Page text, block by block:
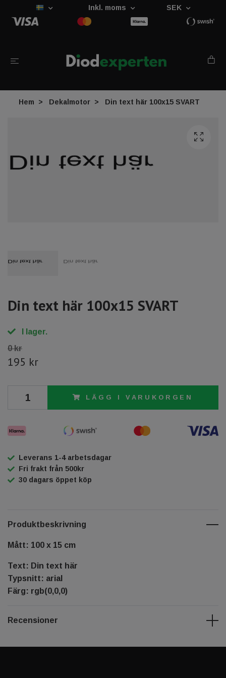
Inkl. moms SEK
Hem Dekalmotor Din text här 100x15 SVART
Din text här 100x15 SVART
I lager.
0 kr
195 kr
LÄGG I VARUKORGEN
Leverans 1-4 arbetsdagar
Fri frakt från 500kr
30 dagars öppet köp
Produktbeskrivning
Mått: 100 x 15 cm
Text: Din text här
Typsnitt: arial
Färg: rgb(0,0,0)
Recensioner